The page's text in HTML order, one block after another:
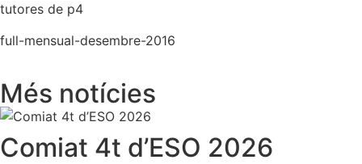
tutores de p4
full-mensual-desembre-2016
Més notícies
Comiat 4t d’ESO 2026